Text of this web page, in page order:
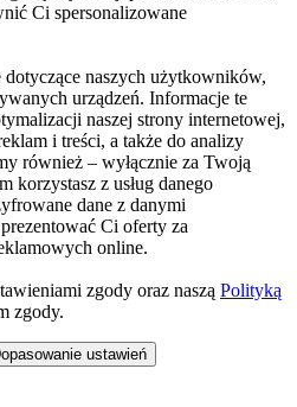
Ci spersonalizowane
naszych użytkowników,
urządzeń. Informacje te
naszej strony internetowej,
i treści, a także do analizy
również – wyłącznie za Twoją
korzystasz z usług danego
dane z danymi
Ci oferty za
online.
zgody oraz naszą Polityką
zgody.
ustawień